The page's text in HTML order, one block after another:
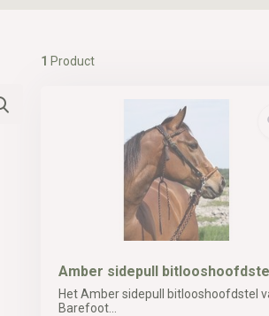
1 Product
Amber sidepull
Het Amber sidepull bitlooshoofdstel
Barefoot...